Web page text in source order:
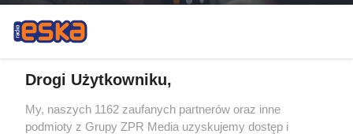
Drogi Użytkowniku,
My, naszych 1162 zaufanych partnerów oraz inne
podmioty z Grupy ZPR Media uzyskujemy dostęp i